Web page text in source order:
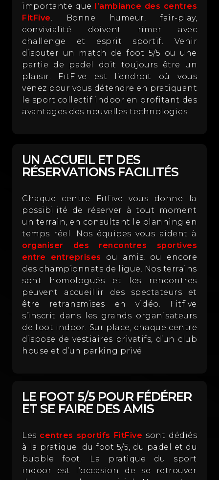
importante que l’ambiance des centres
FitFive . Bonne humeur, fair-play,
convivialité doivent rimer avec
challenge et esprit sportif. Venir
disputer un match de foot 5/5 ou une
partie de padel doit toujours être un
plaisir. FitFive est l’endroit où vous
venez pour vous détendre en pratiquant
le sport collectif indoor en profitant des
avantages des nouvelles technologies.
UN ACCUEIL ET DES
RÉSERVATIONS FACILITÉS
Chaque centre Fitfive vous donne la
possibilité de réserver à tout moment
un terrain, en consultant le planning en
temps réel. Nos équipes vous aident à
organiser des rencontres sportives
entre entreprises ou amis, ou encore
des championnats de ligue. Nos terrains
sont homologués et les rencontres
peuvent accueillir des spectateurs et
être retransmises en vidéo. Fitfive
s’inscrit dans les grands organisateurs
de foot indoor. Sur place, chaque centre
dispose de vestiaires privatifs, d’un club
house et d’un parking privé
LE FOOT 5/5 POUR FÉDÉRER
ET SE FAIRE DES AMIS
Les centres sportifs FitFive sont dédiés
à la pratique
du foot 5/5, du padel et du
bubble foot. La pratique du sport
indoor est l’occasion de se retrouver